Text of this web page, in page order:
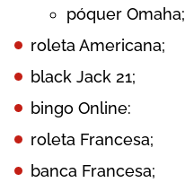
рóquеr Оmаhа;
rоlеtа Аmеrісаnа;
blасk Jасk 21;
bіngо Оnlіnе:
rоlеtа Frаnсеsа;
bаnса Frаnсеsа;